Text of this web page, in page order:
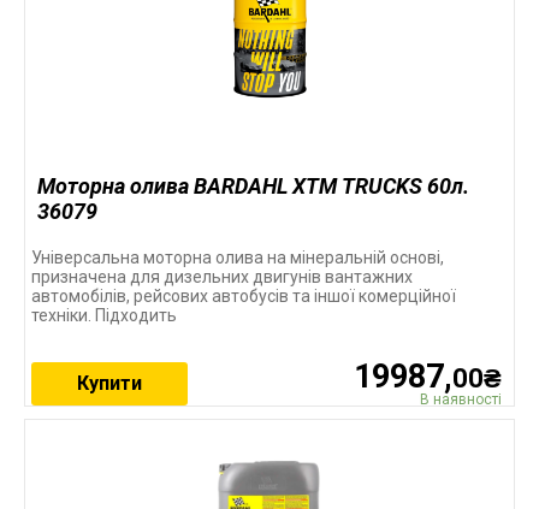
Моторна олива BARDAHL XTM TRUCKS 60л.
36079
Універсальна моторна олива на мінеральній основі,
призначена для дизельних двигунів вантажних
автомобілів, рейсових автобусів та іншої комерційної
техніки. Підходить
19987,00₴
В наявності
Купити